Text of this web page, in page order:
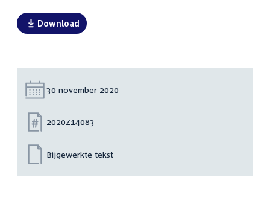
Download
Datum:
30 november 2020
Nummer:
2020Z14083
Bijgewerkte tekst